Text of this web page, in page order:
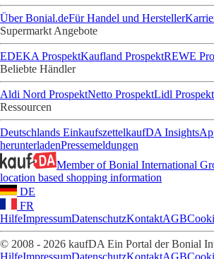
Über Bonial.deFür Handel und Hersteller
Supermarkt Angebote
EDEKA ProspektKaufland ProspektREWE
Beliebte Händler
Aldi Nord ProspektNetto ProspektLidl Prospekt
Ressourcen
Deutschlands EinkaufszettelkaufDA Insights
herunterladenPressemeldungen
Member of Bonial International
location based shopping information
DE
FR
HilfeImpressumDatenschutzKontaktAGB
© 2008 - 2026 kaufDA Ein Portal der Bonial